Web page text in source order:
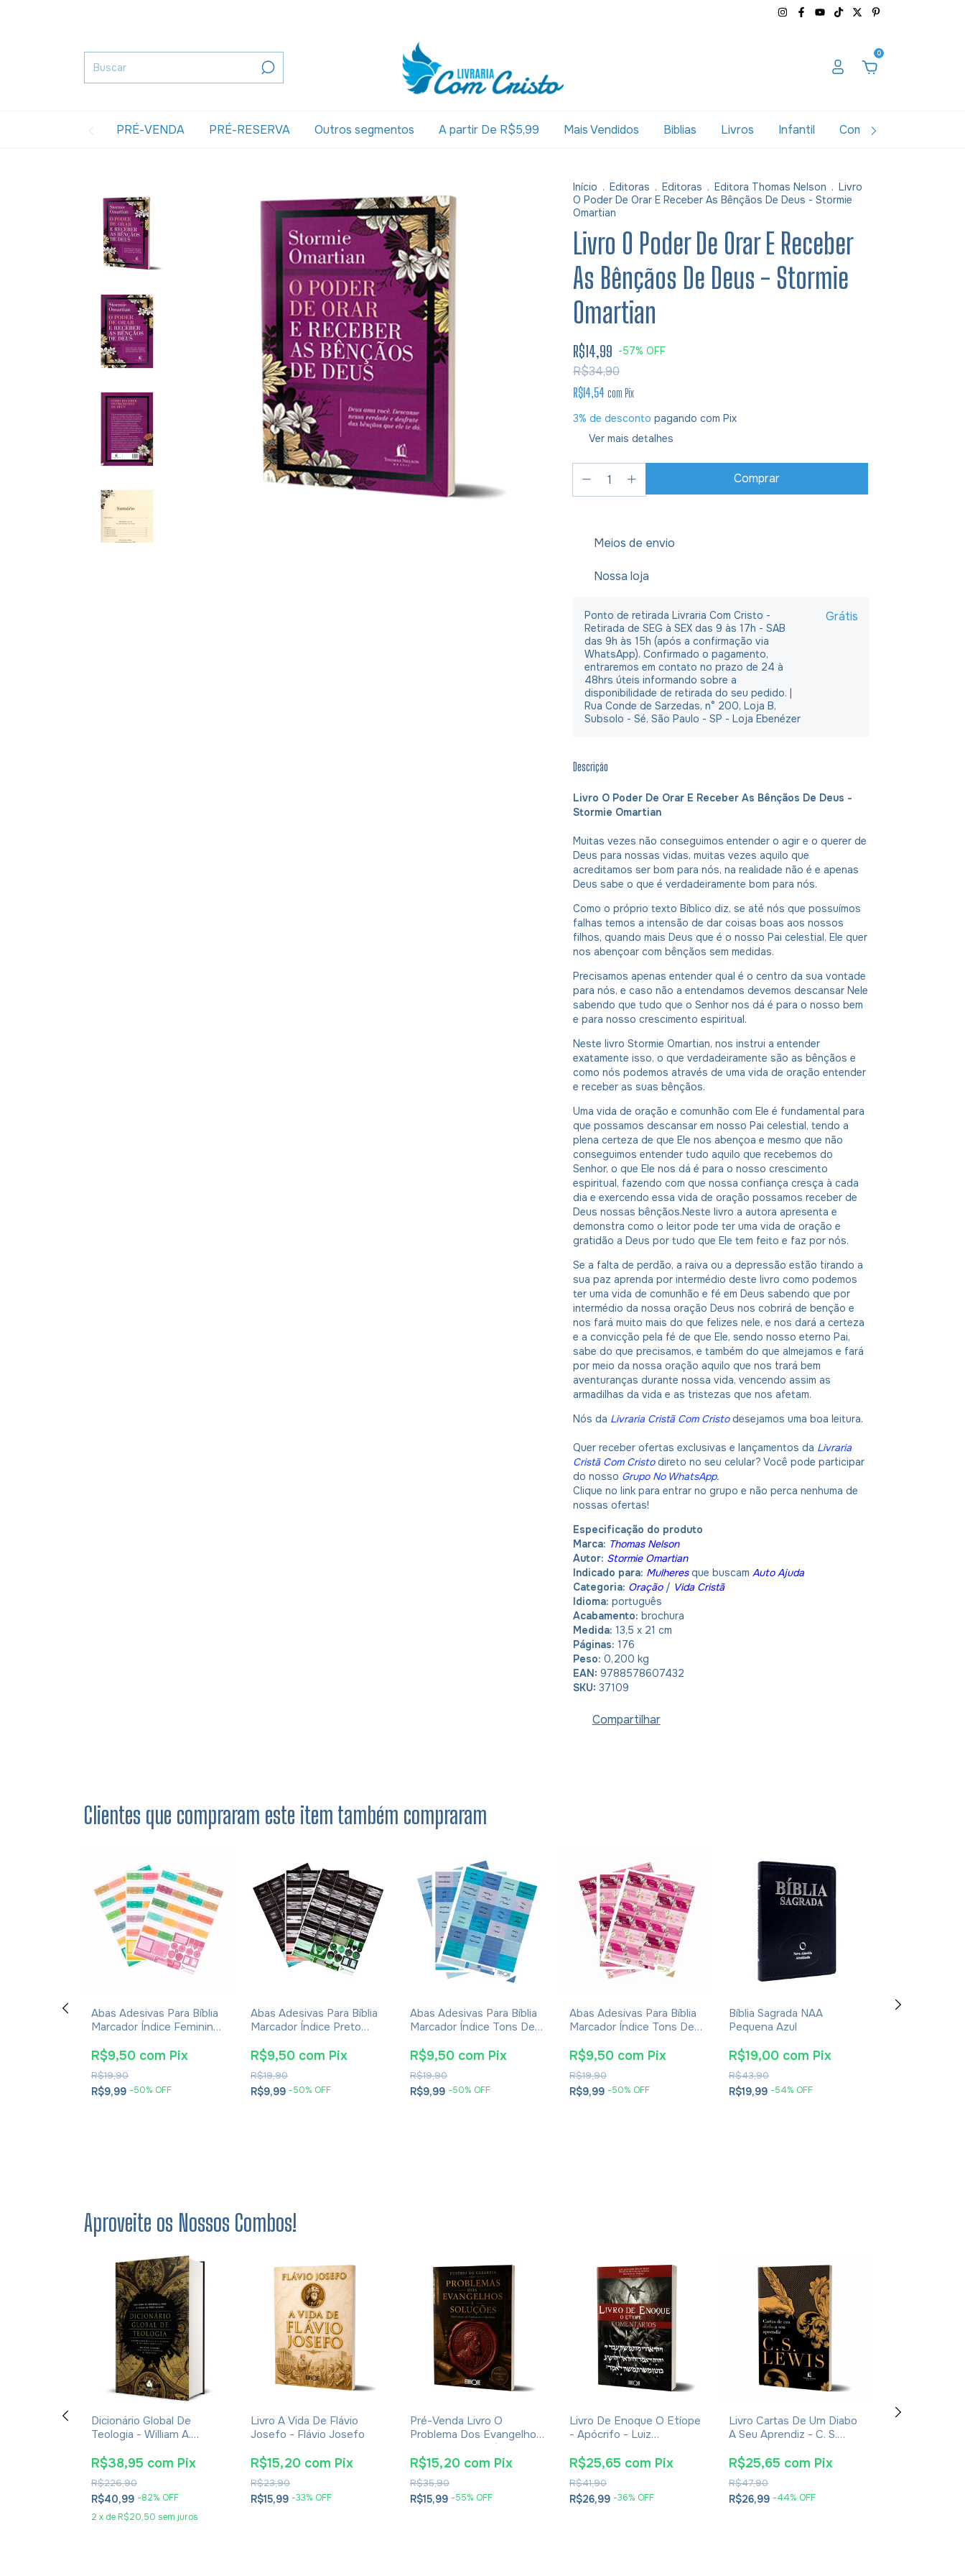
0
PRÉ-VENDA PRÉ-RESERVA Outros segmentos A partir De R$5,99 Mais Vendidos Biblias Livros Infantil Combos
Início . Editoras . Editoras . Editora Thomas Nelson . Livro
O Poder De Orar E Receber As Bênçãos De Deus - Stormie
Omartian
Livro O Poder De Orar E Receber
As Bênçãos De Deus - Stormie
Omartian
R$14,99 -57% OFF
R$34,90
R$14,54 com Pix
3% de desconto pagando com Pix
Ver mais detalhes
Meios de envio
Nossa loja
Ponto de retirada Livraria Com Cristo -
Retirada de SEG à SEX das 9 às 17h - SAB
das 9h às 15h (após a confirmação via
WhatsApp). Confirmado o pagamento,
entraremos em contato no prazo de 24 à
48hrs úteis informando sobre a
disponibilidade de retirada do seu pedido. |
Rua Conde de Sarzedas, n° 200, Loja B,
Subsolo - Sé, São Paulo - SP - Loja Ebenézer
Grátis
Descrição
Livro O Poder De Orar E Receber As Bênçãos De Deus -
Stormie Omartian
Muitas vezes não conseguimos entender o agir e o querer de
Deus para nossas vidas, muitas vezes aquilo que
acreditamos ser bom para nós, na realidade não é e apenas
Deus sabe o que é verdadeiramente bom para nós.
Como o próprio texto Bíblico diz, se até nós que possuímos
falhas temos a intensão de dar coisas boas aos nossos
filhos, quando mais Deus que é o nosso Pai celestial, Ele quer
nos abençoar com bênçãos sem medidas.
Precisamos apenas entender qual é o centro da sua vontade
para nós, e caso não a entendamos devemos descansar Nele
sabendo que tudo que o Senhor nos dá é para o nosso bem
e para nosso crescimento espiritual.
Neste livro Stormie Omartian, nos instrui a entender
exatamente isso, o que verdadeiramente são as bênçãos e
como nós podemos através de uma vida de oração entender
e receber as suas bênçãos.
Uma vida de oração e comunhão com Ele é fundamental para
que possamos descansar em nosso Pai celestial, tendo a
plena certeza de que Ele nos abençoa e mesmo que não
conseguimos entender tudo aquilo que recebemos do
Senhor, o que Ele nos dá é para o nosso crescimento
espiritual, fazendo com que nossa confiança cresça à cada
dia e exercendo essa vida de oração possamos receber de
Deus nossas bênçãos.Neste livro a autora apresenta e
demonstra como o leitor pode ter uma vida de oração e
gratidão a Deus por tudo que Ele tem feito e faz por nós.
Se a falta de perdão, a raiva ou a depressão estão tirando a
sua paz aprenda por intermédio deste livro como podemos
ter uma vida de comunhão e fé em Deus sabendo que por
intermédio da nossa oração Deus nos cobrirá de benção e
nos fará muito mais do que felizes nele, e nos dará a certeza
e a convicção pela fé de que Ele, sendo nosso eterno Pai,
sabe do que precisamos, e também do que almejamos e fará
por meio da nossa oração aquilo que nos trará bem
aventuranças durante nossa vida, vencendo assim as
armadilhas da vida e as tristezas que nos afetam.
Nós da Livraria Cristã Com Cristo desejamos uma boa leitura.
Quer receber ofertas exclusivas e lançamentos da Livraria
Cristã Com Cristodireto no seu celular? Você pode participar
do nosso Grupo No WhatsApp.
Clique no link para entrar no grupo e não perca nenhuma de
nossas ofertas!
Especificação do produto
Marca: Thomas Nelson
Autor: Stormie Omartian
Indicado para: Mulheresque buscam Auto Ajuda
Categoria: Oração/ Vida Cristã
Idioma: português
Acabamento: brochura
Medida: 13,5 x 21 cm
Páginas: 176
Peso: 0,200 kg
EAN: 9788578607432
SKU: 37109
Compartilhar
Clientes que compraram este item também compraram
Abas Adesivas Para Bíblia
Marcador Índice Feminino
R$9,99 -50% OFF
R$19,90
R$9,50 com Pix
Abas Adesivas Para Bíblia
Marcador Índice Preto
R$9,99 -50% OFF
R$19,90
R$9,50 com Pix
Abas Adesivas Para Bíblia
Marcador Índice Tons De
R$9,99 -50% OFF
R$19,90
R$9,50 com Pix
Abas Adesivas Para Bíblia
Marcador Índice Tons De
R$9,99 -50% OFF
R$19,90
R$9,50 com Pix
Bíblia Sagrada NAA
Pequena Azul
R$19,99 -54% OFF
R$43,90
R$19,00 com Pix
Bíblia Sagrada
Aproveite os Nossos Combos!
Dicionário Global De
Teologia - William A.
R$40,99 -82% OFF
2 x de R$20,50 sem juros
R$226,90
R$38,95 com Pix
Livro A Vida De Flávio
Josefo - Flávio Josefo
R$15,99 -33% OFF
R$23,90
R$15,20 com Pix
Pré-Venda Livro O
Problema Dos Evangelhos
E Soluções- Eusébio De
Cesareia
R$15,99 -55% OFF
R$35,90
R$15,20 com Pix
Livro De Enoque O Etíope
- Apócrifo - Luiz
R$26,99 -36% OFF
R$41,90
R$25,65 com Pix
Livro Cartas De Um Diabo
A Seu Aprendiz - C. S.
R$26,99 -44% OFF
R$47,90
R$25,65 com Pix
Pré-Venda